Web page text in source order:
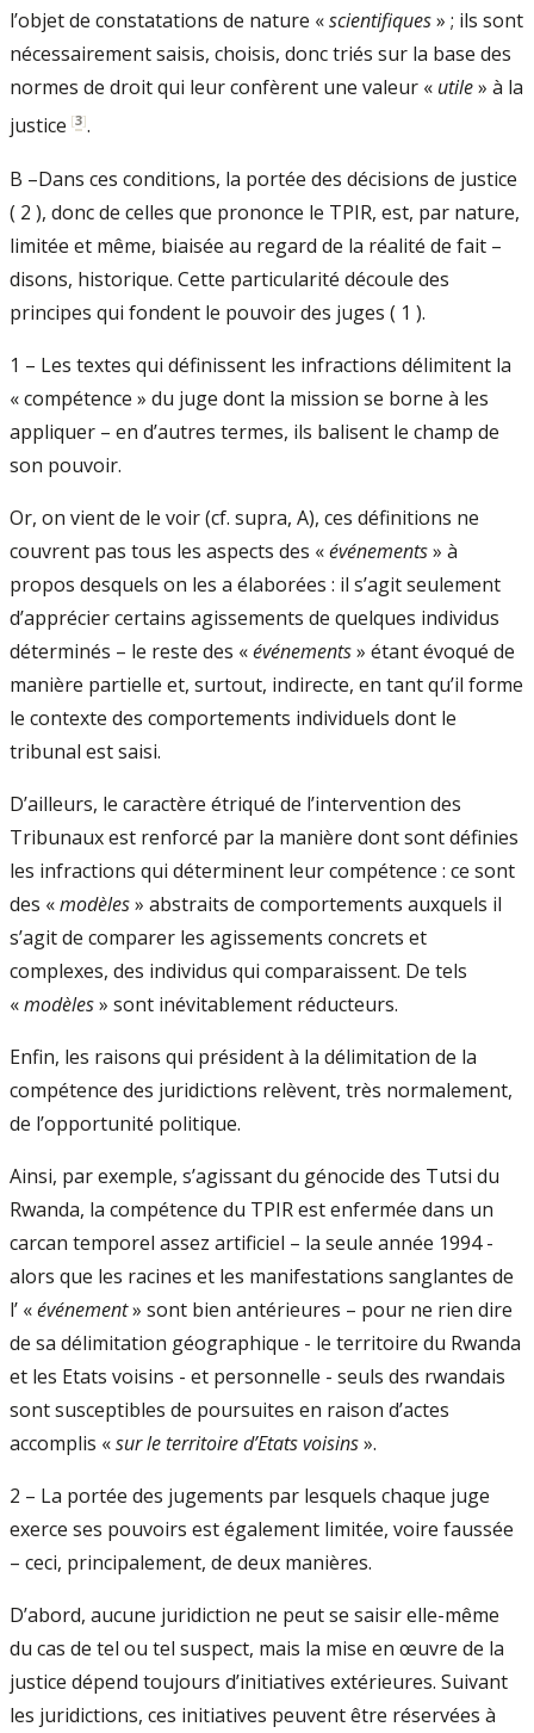
l’objet de constatations de nature «scientifiques» ; ils sont
nécessairement saisis, choisis, donc triés sur la base des
normes de droit qui leur confèrent une valeur « utile» à la
justice [3].
B –Dans ces conditions, la portée des décisions de justice
( 2 ), donc de celles que prononce le TPIR, est, par nature,
limitée et même, biaisée au regard de la réalité de fait –
disons, historique. Cette particularité découle des
principes qui fondent le pouvoir des juges ( 1 ).
1 – Les textes qui définissent les infractions délimitent la
« compétence » du juge dont la mission se borne à les
appliquer – en d’autres termes, ils balisent le champ de
son pouvoir.
Or, on vient de le voir (cf. supra, A), ces définitions ne
couvrent pas tous les aspects des «événements» à
propos desquels on les a élaborées : il s’agit seulement
d’apprécier certains agissements de quelques individus
déterminés – le reste des «événements» étant évoqué de
manière partielle et, surtout, indirecte, en tant qu’il forme
le contexte des comportements individuels dont le
tribunal est saisi.
D’ailleurs, le caractère étriqué de l’intervention des
Tribunaux est renforcé par la manière dont sont définies
les infractions qui déterminent leur compétence : ce sont
des «modèles» abstraits de comportements auxquels il
s’agit de comparer les agissements concrets et
complexes, des individus qui comparaissent. De tels
«modèles» sont inévitablement réducteurs.
Enfin, les raisons qui président à la délimitation de la
compétence des juridictions relèvent, très normalement,
de l’opportunité politique.
Ainsi, par exemple, s’agissant du génocide des Tutsi du
Rwanda, la compétence du TPIR est enfermée dans un
carcan temporel assez artificiel – la seule année 1994 -
alors que les racines et les manifestations sanglantes de
l’ «événement» sont bien antérieures – pour ne rien dire
de sa délimitation géographique - le territoire du Rwanda
et les Etats voisins - et personnelle - seuls des rwandais
sont susceptibles de poursuites en raison d’actes
accomplis «sur le territoire d’Etats voisins».
2 – La portée des jugements par lesquels chaque juge
exerce ses pouvoirs est également limitée, voire faussée
– ceci, principalement, de deux manières.
D’abord, aucune juridiction ne peut se saisir elle-même
du cas de tel ou tel suspect, mais la mise en œuvre de la
justice dépend toujours d’initiatives extérieures. Suivant
les juridictions, ces initiatives peuvent être réservées à